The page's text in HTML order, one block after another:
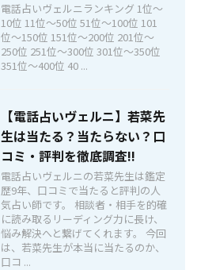
電話占いヴェルニランキング 1位〜
10位 11位〜50位 51位〜100位 101
位〜150位 151位〜200位 201位〜
250位 251位〜300位 301位〜350位
351位〜400位 40 ...
【電話占いヴェルニ】若菜先
生は当たる？当たらない？口
コミ・評判を徹底調査!!
電話占いヴェルニの若菜先生は鑑定
歴9年、口コミで当たると評判の人
気占い師です。 相談者・相手を的確
に読み取るリーディング力に長け、
悩み解決へと繋げてくれます。 今回
は、若菜先生が本当に当たるのか、
口コ ...